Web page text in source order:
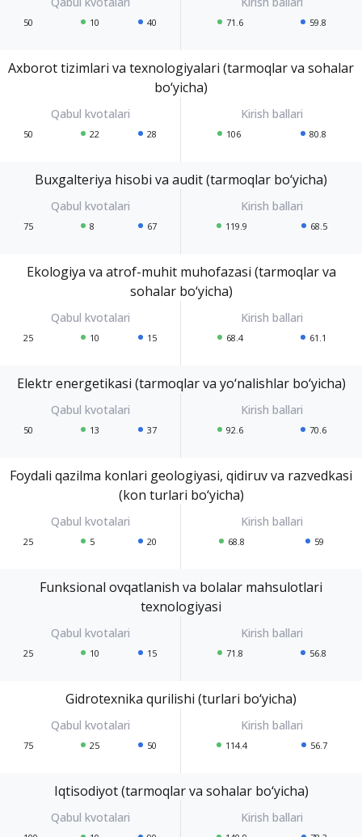
50 10 40 71.6 59.8
Axborot tizimlari va texnologiyalari (tarmoqlar va sohalar
bo‘yicha)
50 22 28 106 80.8
Buxgalteriya hisobi va audit (tarmoqlar bo‘yicha)
75 8 67 119.9 68.5
Ekologiya va atrof-muhit muhofazasi (tarmoqlar va
sohalar bo‘yicha)
25 10 15 68.4 61.1
Elektr energetikasi (tarmoqlar va yo‘nalishlar bo‘yicha)
50 13 37 92.6 70.6
Foydali qazilma konlari geologiyasi, qidiruv va razvedkasi
(kon turlari bo‘yicha)
25 5 20 68.8 59
Funksional ovqatlanish va bolalar mahsulotlari
texnologiyasi
25 10 15 71.8 56.8
Gidrotexnika qurilishi (turlari bo‘yicha)
75 25 50 114.4 56.7
Iqtisodiyot (tarmoqlar va sohalar bo‘yicha)